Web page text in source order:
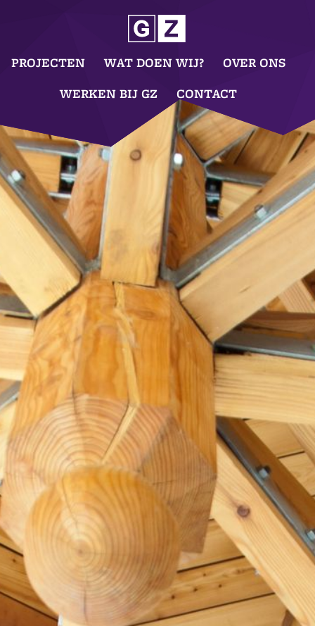
PROJECTEN WAT DOEN WIJ? OVER ONS
WERKEN BIJ GZ CONTACT